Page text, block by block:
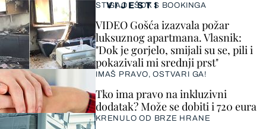
VIJESTI
STIGAO I ŠOK S BOOKINGA
VIDEO Gošća izazvala požar
luksuznog apartmana. Vlasnik:
"Dok je gorjelo, smijali su se, pili i
pokazivali mi srednji prst"
IMAŠ PRAVO, OSTVARI GA!
Tko ima pravo na inkluzivni
dodatak? Može se dobiti i 720 eura
KRENULO OD BRZE HRANE